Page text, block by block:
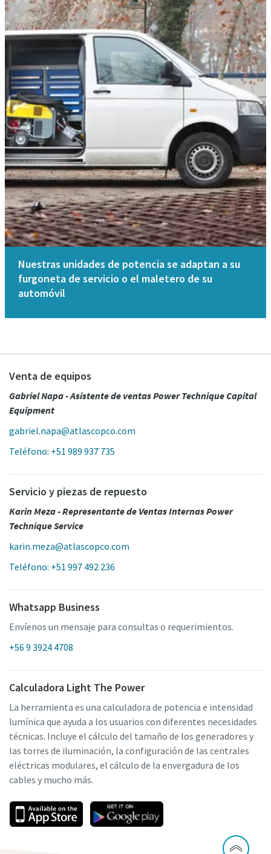
Nuestras unidades de potencia se adaptan a su
furgoneta de servicio o el maletero de su
automóvil
Venta de equipos
Gabriel Napa - Asistente de ventas Power Technique Capital
Equipment
gabriel.napa@atlascopco.com
Teléfono: +51 989 937 735
Servicio y piezas de repuesto
Karin Meza - Representante de Ventas Internas Power
Technique Service
karin.meza@atlascopco.com
Teléfono: +51 997 492 236
Whatsapp Business
Envíenos un mensaje para consultas o requerimientos.
+56 9 3924 4708
Calculadora Light The Power
La herramienta es una calculadora de potencia e intensidad
lumínica que ayuda a los usuarios con diferentes necesidades
técnicas. Incluye el cálculo del tamaño de los generadores y
las torres de iluminación, la configuración de las centrales
eléctricas modulares, el cálculo de la envergadura de los
cables y mucho más.